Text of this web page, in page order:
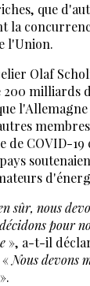
que
la
l'Union.
Olaf
200 milliards
de COVID-19
sûr, nous
pour
», a-t-il
Nous devons